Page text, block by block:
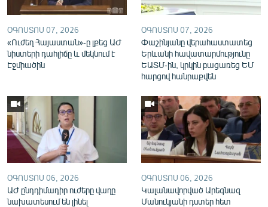
ՕԳՈՍՏՈՍ 07, 2026
«Ուժեղ Հայաստան»-ը լքեց ԱԺ
նիստերի դահլիճը և մեկնում է
Էջմիածին
ՕԳՈՍՏՈՍ 07, 2026
Փաշինյանը վերահաստատեց
Երևանի հավատարմությունը
ԵԱՏՄ-ին, կրկին բացառեց ԵՄ
հարցով հանրաքվեն
ՕԳՈՍՏՈՍ 06, 2026
ԱԺ ընդդիմադիր ուժերը վաղը
նախատեսում են լինել
ՕԳՈՍՏՈՍ 06, 2026
Կալանավորված Արեգնազ
Մանուկյանի դստեր հետ